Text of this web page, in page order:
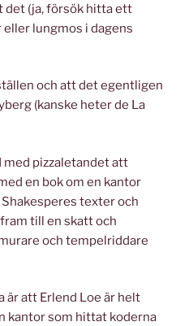
det (ja, försök hitta ett
lungmos i dagens
och att det egentligen
(kanske heter de La
med pizzaletandet att
en bok om en kantor
texter och
till en skatt och
och tempelriddare
är att Erlend Loe är helt
kantor som hittat koderna